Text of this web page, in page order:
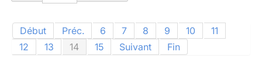
Début Préc. 6 7 8 9 10
11
12
13 14 15 Suivant Fin